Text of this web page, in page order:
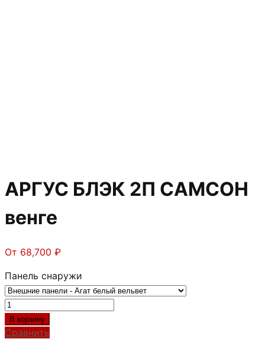
АРГУС БЛЭК 2П САМСОН
венге
От 68,700 ₽
Панель снаружи
Количество
товара
АРГУС
В корзину
Сравнить